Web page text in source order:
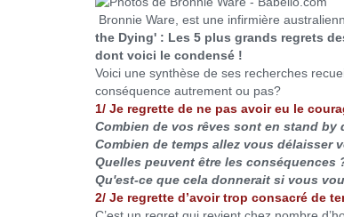
Bronnie Ware, est une infirmière
the Dying' : Les 5 plus grands regrets
dont voici le condensé !
Voici une synthèse de ses recherches
conséquence autrement ou pas?
1/ Je regrette de ne pas avoir eu le
Combien de vos rêves sont en stand
Combien de temps allez vous délaisser
Quelles peuvent être les conséquences
Qu'est-ce que cela donnerait si vous
2/ Je regrette d’avoir trop consacré de